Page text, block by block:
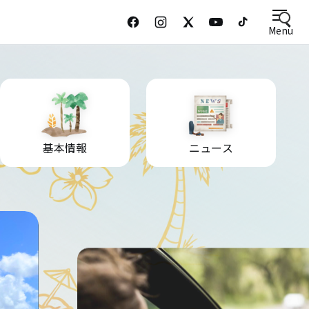
Menu
基本情報 ニュース